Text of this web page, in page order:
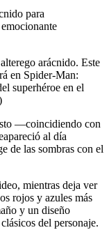
para
arácnido. Este
en Spider-Man:
superhéroe en el
—coincidiendo con
al día
de las sombras con el
mientras deja ver
rojos y azules más
y un diseño
del personaje.